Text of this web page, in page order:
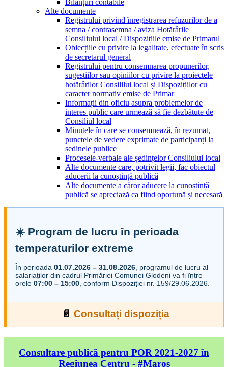
Bilanțuri contabile
Alte documente
Registrului privind înregistrarea refuzurilor de a
semna / contrasemna / aviza Hotărârile
Consiliului local / Dispozițiile emise de Primarul
Obiecțiile cu privire la legalitate, efectuate în scris
de secretarul general
Registrului pentru consemnarea propunerilor,
sugestiilor sau opiniilor cu privire la proiectele
hotărârilor Consililui local și Dispozițiilor cu
caracter normativ emise de Primar
Informații din oficiu asupra problemelor de
interes public care urmează să fie dezbătute de
Consiliul local
Minutele în care se consemnează, în rezumat,
punctele de vedere exprimate de participanți la
ședinele publice
Procesele-verbale ale ședințelor Consiliului local
Alte documente care, potrivit legii, fac obiectul
aducerii la cunoștință publică
Alte documente a căror aducere la cunoștință
publică se apreciază ca fiind oportună și necesară
☀️ Program de lucru în perioada
temperaturilor extreme
În perioada 01.07.2026 – 31.08.2026 , programul de lucru al
salariaților din cadrul Primăriei Comunei Glodeni va fi între
orele 07:00 – 15:00 , conform Dispoziției nr. 159/29.06.2026.
📄 Consultați dispoziția
Consultare publică pentru POR 2021-2027 în
Regiunea Centru - #Maros